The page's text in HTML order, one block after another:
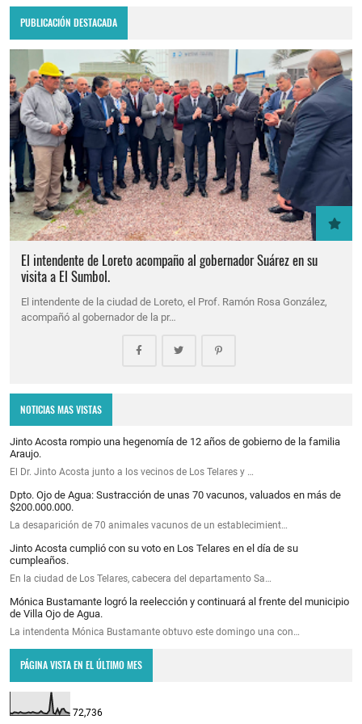
PUBLICACIÓN DESTACADA
El intendente de Loreto acompaño al gobernador Suárez en su
visita a El Sumbol.
El intendente de la ciudad de Loreto, el Prof. Ramón Rosa González,
acompañó al gobernador de la pr…
NOTICIAS MAS VISTAS
Jinto Acosta rompio una hegenomía de 12 años de gobierno de la familia
Araujo.
El Dr. Jinto Acosta junto a los vecinos de Los Telares y …
Dpto. Ojo de Agua: Sustracción de unas 70 vacunos, valuados en más de
$200.000.000.
La desaparición de 70 animales vacunos de un establecimient…
Jinto Acosta cumplió con su voto en Los Telares en el día de su
cumpleaños.
En la ciudad de Los Telares, cabecera del departamento Sa…
Mónica Bustamante logró la reelección y continuará al frente del municipio
de Villa Ojo de Agua.
La intendenta Mónica Bustamante obtuvo este domingo una con…
PÁGINA VISTA EN EL ÚLTIMO MES
72,736